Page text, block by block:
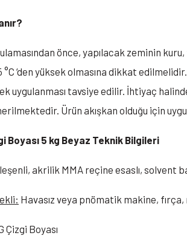
önce, yapılacak zeminin
5 °C ‘den yüksek olmasına dikkat
uygulanması tavsiye edilir. İhtiyaç
Ürün akışkan olduğu için
Boyası 5 kg Beyaz Teknik Bilgileri
akrilik MMA reçine esaslı, solvent
Havasız veya pnömatik makine, fırça,
Çizgi Boyası